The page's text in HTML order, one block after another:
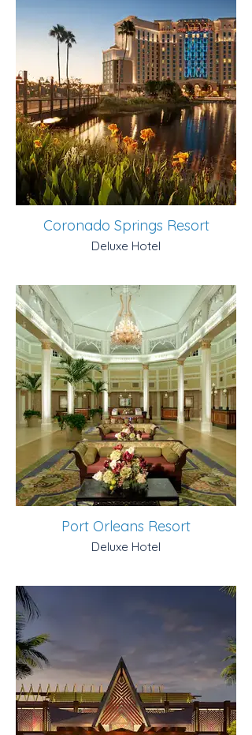
Coronado Springs Resort
Deluxe Hotel
Port Orleans Resort
Deluxe Hotel